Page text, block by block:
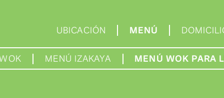
UBICACIÓN MENÚ
WOK MENÚ IZAKAYA